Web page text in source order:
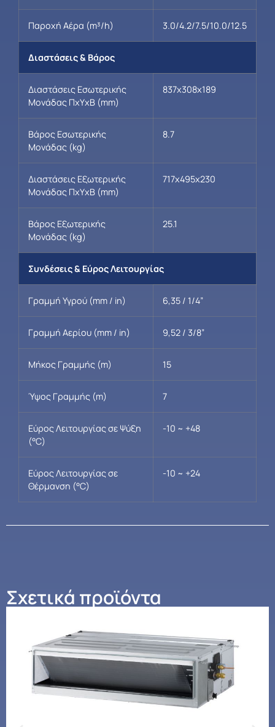
Παροχή Αέρα (m³/h) 3.0/4.2/7.5/10.0/12.5
Διαστάσεις & Βάρος
Διαστάσεις Εσωτερικής
Μονάδας ΠxΥxΒ (mm)
837x308x189
Βάρος Εσωτερικής
Μονάδας (kg)
8.7
Διαστάσεις Εξωτερικής
Μονάδας ΠxΥxΒ (mm)
717x495x230
Βάρος Εξωτερικής
Μονάδας (kg)
25.1
Συνδέσεις & Εύρος Λειτουργίας
Γραμμή Υγρού (mm / in) 6,35 / 1/4”
Γραμμή Αερίου (mm / in) 9,52 / 3/8”
Μήκος Γραμμής (m) 15
Ύψος Γραμμής (m) 7
Εύρος Λειτουργίας σε Ψύξη
(°C)
-10 ~ +48
Εύρος Λειτουργίας σε
Θέρμανση (°C)
-10 ~ +24
Σχετικά προϊόντα